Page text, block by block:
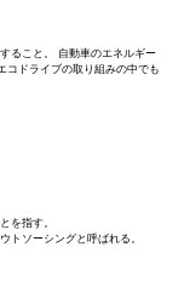
ること。 自動車のエネルギー
コドライブの取り組みの中でも
を指す。
トソーシングと呼ばれる。